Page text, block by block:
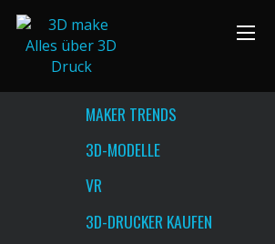
MAKER TRENDS
3D-MODELLE
VR
3D-DRUCKER KAUFEN